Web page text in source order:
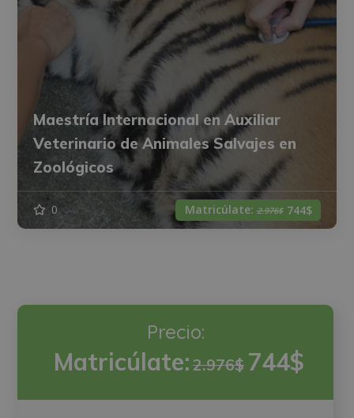
Maestría Internacional en Auxiliar
Veterinario de Animales Salvajes en
Zoológicos
0 Matricúlate:2.976$ 744$
Precio:
Matricúlate:2.976$ 744$